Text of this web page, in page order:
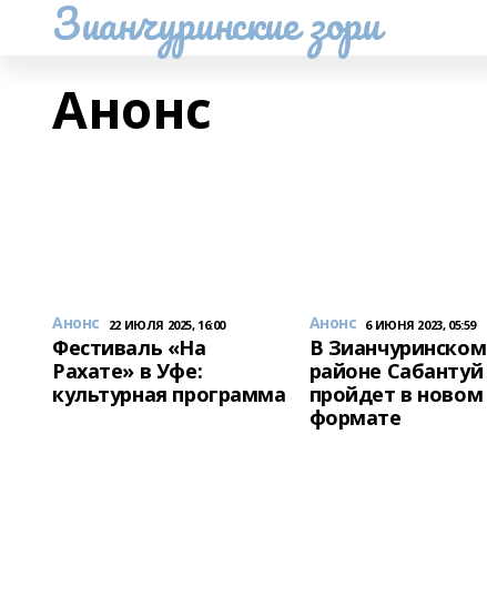
Зианчуринские зори
Анонс
Анонс 22 ИЮЛЯ 2025, 16:00
Фестиваль «На
Рахате» в Уфе:
культурная программа
Анонс 6 ИЮНЯ 2023, 05:59
В Зианчуринском
районе Сабантуй
пройдет в новом
формате